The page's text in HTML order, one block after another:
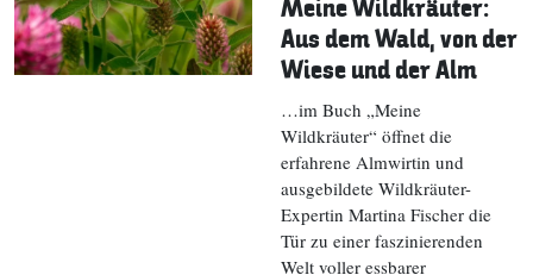
Meine Wildkräuter:
Aus dem Wald, von der
Wiese und der Alm
…im Buch „Meine
Wildkräuter“ öffnet die
erfahrene Almwirtin und
ausgebildete Wildkräuter-
Expertin Martina Fischer die
Tür zu einer faszinierenden
Welt voller essbarer